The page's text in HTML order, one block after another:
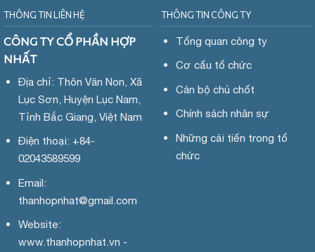
THÔNG TIN LIÊN HỆ
CÔNG TY CỔ PHẦN HỢP
NHẤT
Địa chỉ: Thôn Văn Non, Xã
Lục Sơn, Huyện Lục Nam,
Tỉnh Bắc Giang, Việt Nam
Điện thoại: +84-
02043589599
Email:
thanhopnhat@gmail.com
Website:
www.thanhopnhat.vn -
THÔNG TIN CÔNG TY
Tổng quan công ty
Cơ cấu tổ chức
Cán bộ chủ chốt
Chính sách nhân sự
Những cải tiến trong tổ
chức